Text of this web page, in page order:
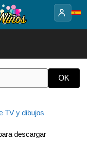
TV y dibujos
descargar